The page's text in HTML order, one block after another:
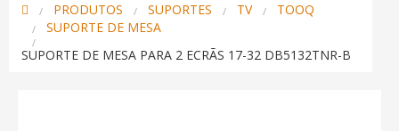
PRODUTOS SUPORTES TV
TOOQ
SUPORTE DE MESA
SUPORTE DE MESA PARA 2 ECRÃS 17-32 DB5132TNR-B